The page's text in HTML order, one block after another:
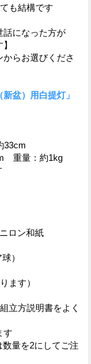
も結構です
話になった方が
らお選びくださ
新盆）用白提灯」
重量：約1kg
ロン和紙
）
ます）
立方説明書をよく
す
量を2にしてご注